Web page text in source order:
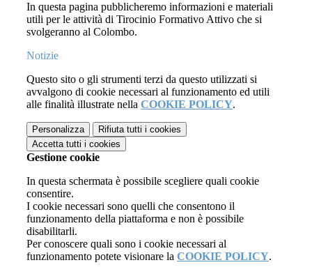
In questa pagina pubblicheremo informazioni e materiali
utili per le attività di Tirocinio Formativo Attivo che si
svolgeranno al Colombo.
Notizie
Questo sito o gli strumenti terzi da questo utilizzati si
avvalgono di cookie necessari al funzionamento ed utili
alle finalità illustrate nella COOKIE POLICY.
Personalizza Rifiuta tutti i cookies
Accetta tutti i cookies
Gestione cookie
In questa schermata è possibile scegliere quali cookie
consentire.
I cookie necessari sono quelli che consentono il
funzionamento della piattaforma e non è possibile
disabilitarli.
Per conoscere quali sono i cookie necessari al
funzionamento potete visionare la COOKIE POLICY.